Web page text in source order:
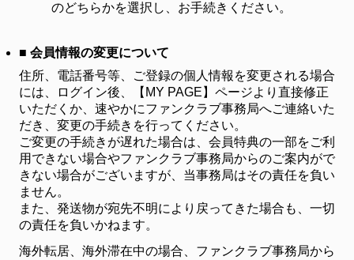
のどちらかを選択し、お手続きください。
■ 会員情報の変更について
住所、電話番号等、ご登録の個人情報を変更される場合
には、ログイン後、【MY PAGE】ページより直接修正
いただくか、速やかにファンクラブ事務局へご連絡いた
だき、変更の手続きを行ってください。
ご変更の手続きが遅れた場合は、会員特典の一部をご利
用できない場合やファンクラブ事務局からのご案内がで
きない場合がございますが、当事務局はその責任を負い
ません。
また、発送物が宛先不明により戻ってきた場合も、一切
の責任を負いかねます。
海外転居、海外滞在中の場合、ファンクラブ事務局から